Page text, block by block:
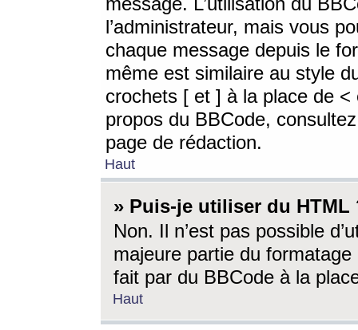
l’administrateur, mais vous
chaque message depuis le
même est similaire au style
crochets [ et ] à la place de <
propos du BBCode,
page de rédaction.
Haut
» Puis-je utiliser du HTML
Non. Il n’est pas possible
majeure partie du
fait par du BBCode à la
Haut